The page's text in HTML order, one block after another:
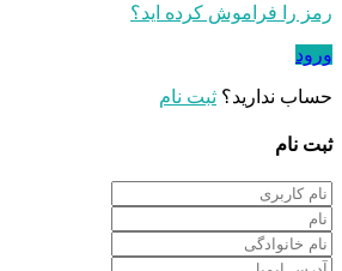
رمز را فراموش کرده اید؟
ورود
حساب ندارید؟ ثبت نام
ثبت نام